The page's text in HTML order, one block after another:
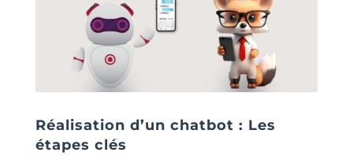
Réalisation d’un chatbot : Les
étapes clés